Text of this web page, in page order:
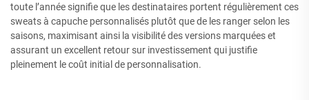
toute l’année signifie que les destinataires portent régulièrement ces
sweats à capuche personnalisés plutôt que de les ranger selon les
saisons, maximisant ainsi la visibilité des versions marquées et
assurant un excellent retour sur investissement qui justifie
pleinement le coût initial de personnalisation.